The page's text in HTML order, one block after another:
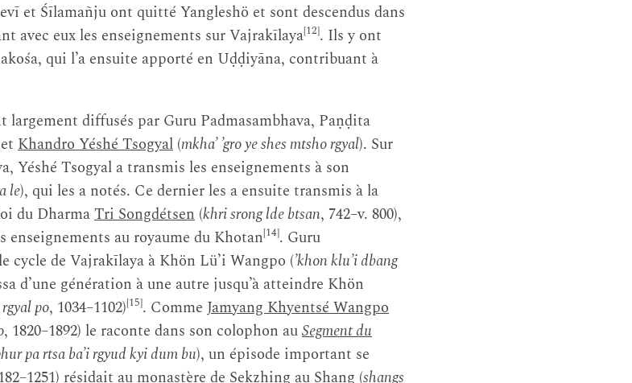
et Śīlamañju ont quitté Yangleshö et sont descendus dans
avec eux les enseignements sur Vajrakīlaya[12]. Ils y ont
qui l’a ensuite apporté en Uḍḍiyāna, contribuant à
diffusés par Guru Padmasambhava, Paṇḍita
et Khandro Yéshé Tsogyal (mkha’ ’gro ye shes mtsho rgyal). Sur
Yéshé Tsogyal a transmis les enseignements à son
le), qui les a notés. Ce dernier les a ensuite transmis à la
du DharmaTri Songdétsen (khri srong lde btsan, 742–v. 800),
au royaume du Khotan[14]. Guru
cycle de Vajrakīlaya à Khön Lü’i Wangpo (’khon klu’i dbang
d’une génération à une autre jusqu’à atteindre Khön
po, 1034–1102)[15]. Comme Jamyang Khyentsé Wangpo
, 1820–1892) le raconte dans son colophon auSegment du
pa rtsa ba’i rgyud kyi dum bu), un épisode important se
résidait au monastère de Sekzhing au Shang (shangs